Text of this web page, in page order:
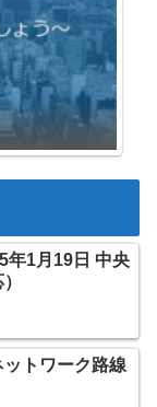
年1月19日 中央
トワーク路線